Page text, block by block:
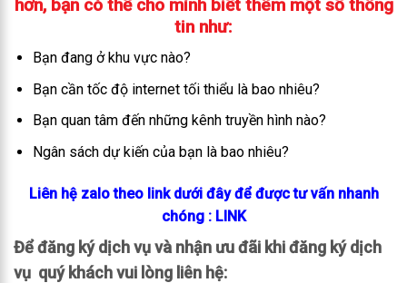
hơn, bạn có thể cho mình biết thêm một số thông
tin như:
Bạn đang ở khu vực nào?
Bạn cần tốc độ internet tối thiểu là bao nhiêu?
Bạn quan tâm đến những kênh truyền hình nào?
Ngân sách dự kiến của bạn là bao nhiêu?
Liên hệ zalo theo link dưới đây để được tư vấn nhanh
chóng: LINK
Để đăng ký dịch vụ và nhận ưu đãi khi đăng ký dịch
vụ quý khách vui lòng liên hệ: